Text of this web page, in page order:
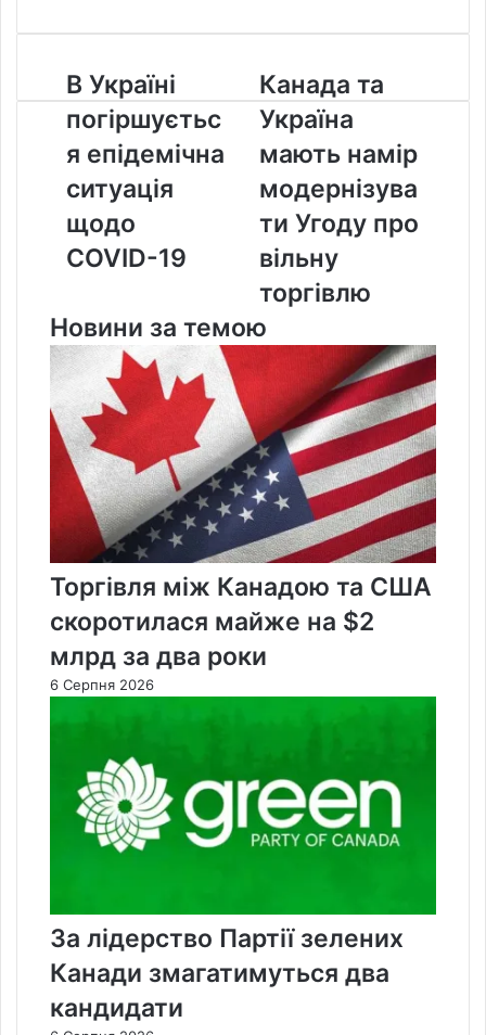
В
Україні
погіршується
епідемічна
ситуація
щодо
COVID-
19
В Україні
погіршуєтьс
я епідемічна
ситуація
щодо
COVID-19
Канада
та
Україна
мають
намір
модернізувати
Угоду
про
вільну
торгівлю
Канада та
Україна
мають намір
модернізува
ти Угоду про
вільну
торгівлю
Новини за темою
Торгівля між Канадою та США
скоротилася майже на $2
млрд за два роки
6 Серпня 2026
За лідерство Партії зелених
Канади змагатимуться два
кандидати